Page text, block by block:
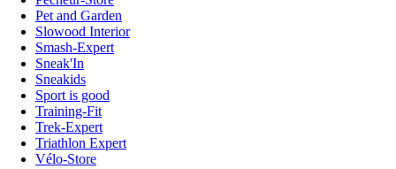
Pet and Garden
Slowood Interior
Smash-Expert
Sneak'In
Sneakids
Sport is good
Training-Fit
Trek-Expert
Triathlon Expert
Vélo-Store